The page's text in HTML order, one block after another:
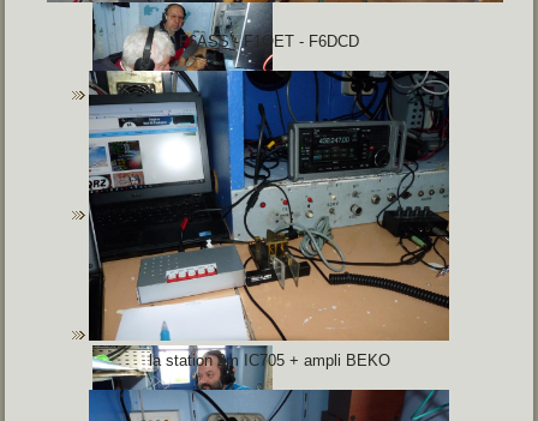
F6ASS - F1OET - F6DCD
la station 2m IC705 + ampli BEKO